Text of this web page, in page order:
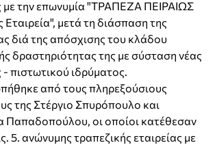
με την επωνυμία "ΤΡΑΠΕΖΑ ΠΕΙΡΑΙΩΣ
μετά τη διάσπαση της
διά της απόσχισης του κλάδου
δραστηριότητας της με σύσταση νέας
- πιστωτικού ιδρύματος.
από τους πληρεξούσιους
της Στέργιο Σπυρόπουλο και
Παπαδοπούλου, οι οποίοι κατέθεσαν
5. ανώνυμης τραπεζικής εταιρείας με